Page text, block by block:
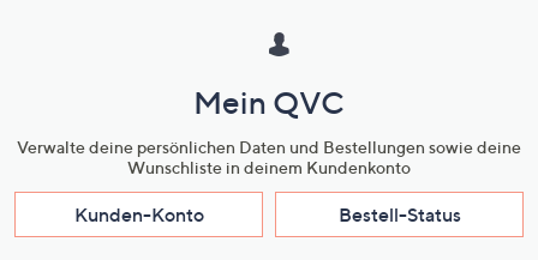
Mein QVC
Verwalte deine persönlichen Daten und Bestellungen sowie deine
Wunschliste in deinem Kundenkonto
Kunden-Konto Bestell-Status